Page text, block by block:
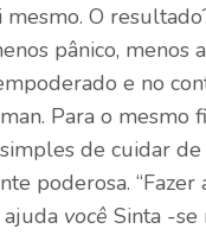
O
pânico, menos
e no
Para o mesmo
de cuidar
poderosa. “Fazer
você Sinta -se